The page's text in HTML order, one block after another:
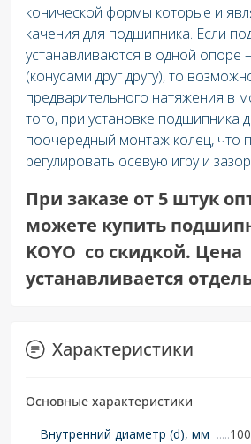
конической формы которые и
качения для подшипника. Если
устанавливаются в одной опоре
(конусами друг другу), то
предварительного натяжения в
того, при установке подшипника
поочередный монтаж колец, что
регулировать осевую игру и
При заказе от 5 штук
можете купить
KOYO со скидкой. Цена
устанавливается
Характеристики
Основные характеристики
Внутренний диаметр (d), мм
100